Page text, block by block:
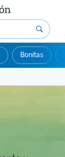
Bonitas